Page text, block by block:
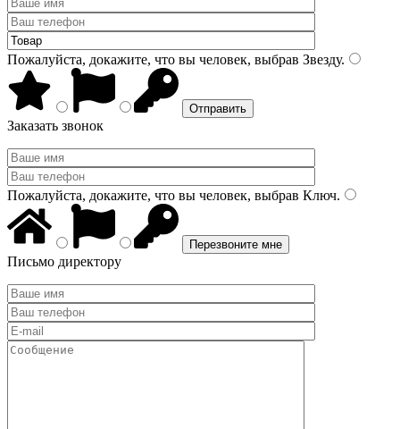
Пожалуйста, докажите, что вы человек, выбрав Звезду.
Заказать звонок
Пожалуйста, докажите, что вы человек, выбрав Ключ.
Письмо директору